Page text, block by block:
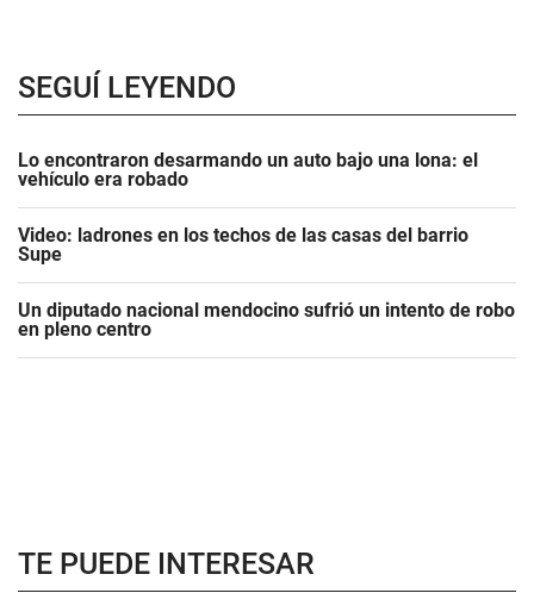
SEGUÍ LEYENDO
Lo encontraron desarmando un auto bajo una lona: el
vehículo era robado
Video: ladrones en los techos de las casas del barrio
Supe
Un diputado nacional mendocino sufrió un intento de robo
en pleno centro
TE PUEDE INTERESAR